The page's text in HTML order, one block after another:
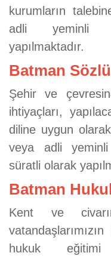
kurumların
adli yeminli
yapılmaktadır.
Batman
Şehir ve
ihtiyaçları,
diline uygun
veya adli
süratli olarak
Batman
Kent ve
hukuk eğitimi